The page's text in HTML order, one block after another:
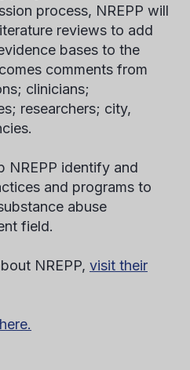
process, NREPP will
reviews to add
bases to the
comments from
clinicians;
researchers; city,
NREPP identify and
and programs to
abuse
field.
NREPP, visit their